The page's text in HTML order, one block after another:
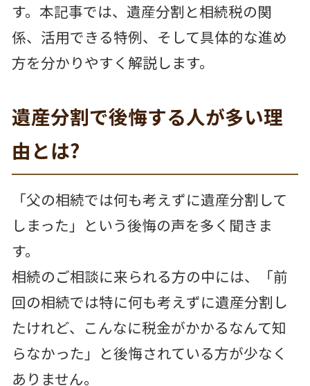
す。本記事では、遺産分割と相続税の関
係、活用できる特例、そして具体的な進め
方を分かりやすく解説します。
遺産分割で後悔する人が多い理
由とは?
「父の相続では何も考えずに遺産分割して
しまった」という後悔の声を多く聞きま
す。
相続のご相談に来られる方の中には、「前
回の相続では特に何も考えずに遺産分割し
たけれど、こんなに税金がかかるなんて知
らなかった」と後悔されている方が少なく
ありません。